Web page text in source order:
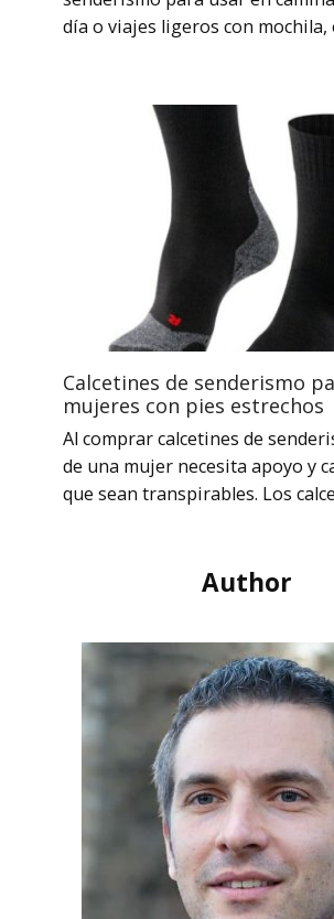
día o viajes ligeros con mochila,
Calcetines de senderismo
mujeres con pies estrechos
Al comprar calcetines de
de una mujer necesita apoyo y
que sean transpirables. Los
Author